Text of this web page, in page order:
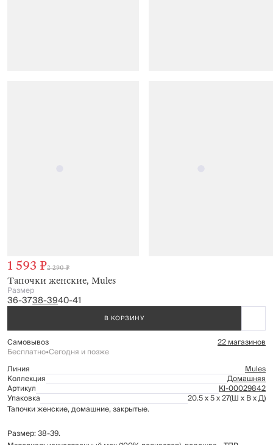
Тапочки женские, Mules
1 593 ₽2 290 ₽
Размер
36-3738-3940-41
В КОРЗИНУ
Самовывоз 22 магазинов
Бесплатно•Сегодня и позже
Линия
Mules
Коллекция Домашняя
Артикул Kl-00029842
Упаковка 20.5 x 5 x 27(Ш x В x Д)
Тапочки женские, домашние, закрытые.
Размер: 38-39.